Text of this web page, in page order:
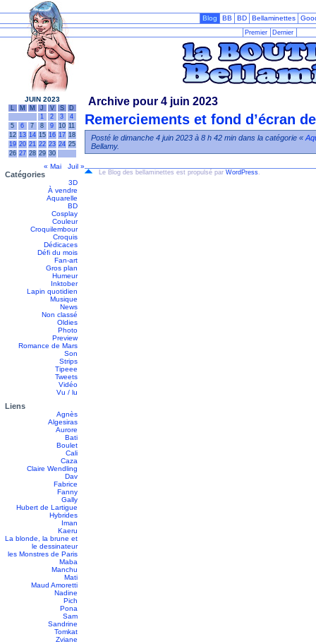
Blog BB BD Bellaminettes
Premier Dernier
JUIN 2023
L M M J V S
D
1
2 3
4
5
6 7 8 9 10 11
12 13 14 15 16 17 18
19 20 21 22 23 24 25
26 27 28 29 30
« Mai Juil »
Catégories
3D
À vendre
Aquarelle
BD
Cosplay
Couleur
Croquilembour
Croquis
Dédicaces
Défi du mois
Fan-art
Gros plan
Humeur
Inktober
Lapin quotidien
Musique
News
Non classé
Oldies
Photo
Preview
Romance de Mars
Son
Strips
Tipeee
Tweets
Vidéo
Vu / lu
Liens
Agnès
Algesiras
Aurore
Bati
Boulet
Cali
Caza
Claire Wendling
Dav
Fabrice
Fanny
Gally
Hubert de Lartigue
Hybrides
Iman
Kaeru
La blonde, la brune et
le dessinateur
les Monstres de Paris
Maba
Manchu
Mati
Maud Amoretti
Nadine
Pich
Pona
Sam
Sandrine
Tomkat
Zviane
Archive pour 4 juin 2023
Remerciements et fond d’écran
Posté le dimanche 4 juin 2023 à 8 h 42 min dans la catégorie «
Bellamy.
Le Blog des bellaminettes est propulsé par WordPress.